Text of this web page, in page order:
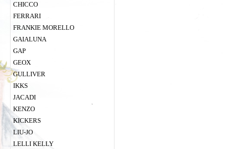
CHICСO
FERRARI
FRANKIE MORELLO
GAIALUNA
GAP
GEOX
GULLIVER
IKKS
JACADI
KENZO
KICKERS
LIU-JO
LELLI KELLY